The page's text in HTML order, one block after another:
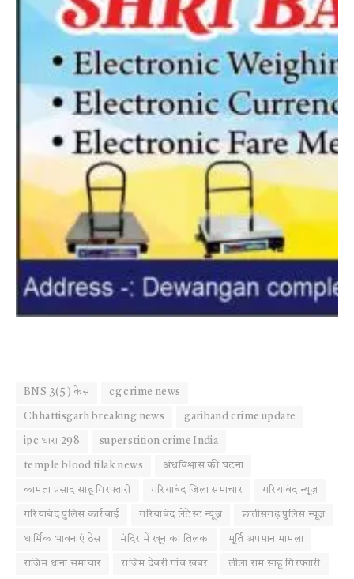
BNS 3(5) केस cg crime news
Chhattisgarh breaking news gariband crime update
ipc धारा 298 superstition crime India
temple blood tilak news अंधविश्वास की घटना
कामता प्रसाद साहू गिरफ्तारी गरियाबंद जिला समाचार गरियाबंद न्यूज़
गरियाबंद पुलिस कार्रवाई गरियाबंद लेटेस्ट न्यूज़ छत्तीसगढ़ पुलिस न्यूज़
धार्मिक भावनाएं ठेस मंदिर में खून का तिलक मूर्ति अपमान मामला
राजिम थाना समाचार राजिम देवरी गांव खबर लीला राम साहू गिरफ्तारी